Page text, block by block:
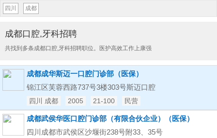
四川 成都
成都口腔,牙科招聘
共找到多条成都口腔,牙科招聘职位。医护高效工作上康强
成都成华斯迈一口腔门诊部（医保）
锦江区芙蓉西路737号3楼303号斯迈口腔
四川 成都 2005 21-100 民营
成都武侯华医口腔门诊部（有限合伙企业）（医保）
四川成都市武侯区沙堰街238号附33、35号